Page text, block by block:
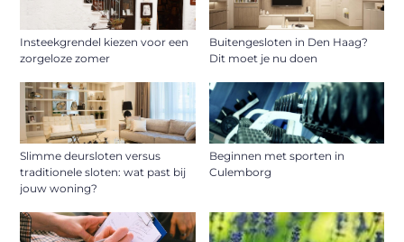
Insteekgrendel kiezen voor een
zorgeloze zomer
Buitengesloten in Den Haag?
Dit moet je nu doen
Slimme deursloten versus
traditionele sloten: wat past bij
jouw woning?
Beginnen met sporten in
Culemborg